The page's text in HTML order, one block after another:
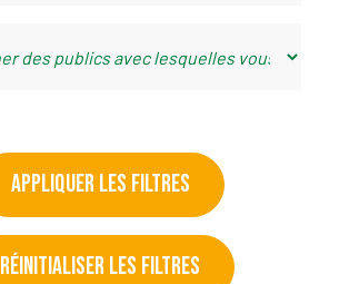
APPLIQUER LES FILTRES
RÉINITIALISER LES FILTRES